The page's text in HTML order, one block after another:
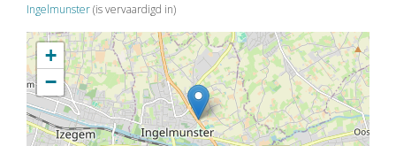
Ingelmunster(is vervaardigd in)
+
−